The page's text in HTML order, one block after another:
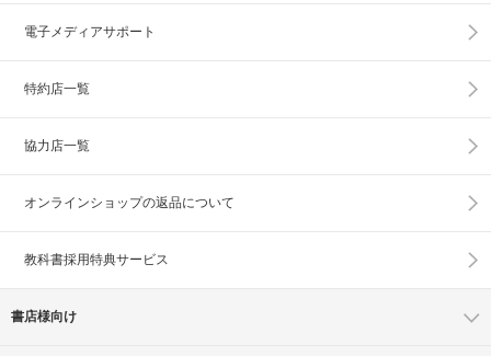
電子メディアサポート
特約店一覧
協力店一覧
オンラインショップの返品について
教科書採用特典サービス
書店様向け